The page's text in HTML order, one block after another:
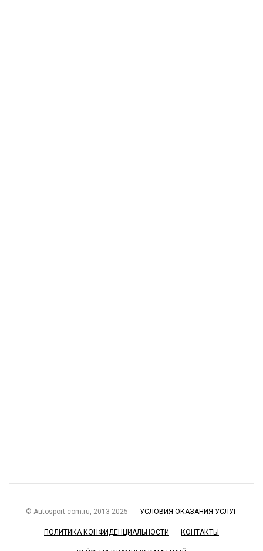
© Autosport.com.ru, 2013-2025 УСЛОВИЯ ОКАЗАНИЯ УСЛУГ
ПОЛИТИКА КОНФИДЕНЦИАЛЬНОСТИ КОНТАКТЫ